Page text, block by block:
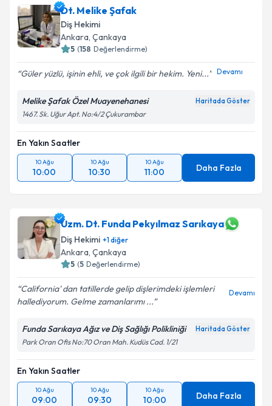
Dt. Melike Şafak
Diş Hekimi
Ankara, Çankaya
5 (158 Değerlendirme)
Güler yüzlü, işinin ehli, ve çok ilgili bir hekim. Yeni... Devamı
Melike Şafak Özel Muayenehanesi Haritada Göster
1467. Sk. Uğur Apt. No:4/2 Çukurambar
En Yakın Saatler
10 Ağu
10:00
10 Ağu
10:30
10 Ağu
11:00 Daha Fazla
Uzm. Dt. Funda Pekyılmaz Sarıkaya
Diş Hekimi +1diğer
Ankara, Çankaya
5 (5 Değerlendirme)
California' dan tatillerde gelip dişlerimdeki işlemleri
hallediyorum. Gelme zamanlarımı ...
Devamı
Funda Sarıkaya Ağız ve Diş Sağlığı Polikliniği Haritada Göster
Park Oran Ofis No:70 Oran Mah. Kudüs Cad. 1/21
En Yakın Saatler
10 Ağu
09:00
10 Ağu
09:30
10 Ağu
10:00 Daha Fazla